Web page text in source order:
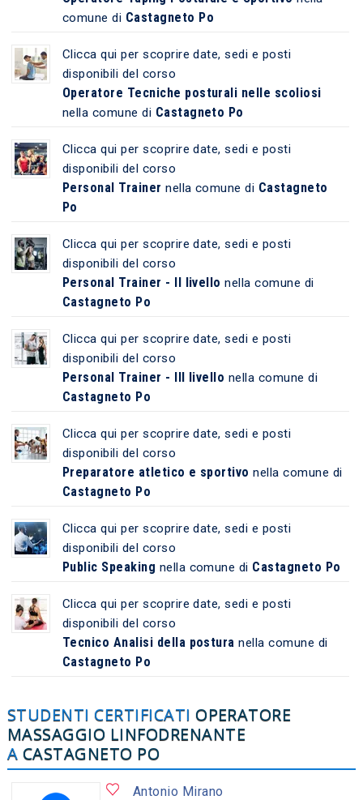
comune di Castagneto Po
Clicca qui per scoprire date, sedi e posti
disponibili del corso
Operatore Tecniche posturali nelle scoliosi
nella comune di Castagneto Po
Clicca qui per scoprire date, sedi e posti
disponibili del corso
Personal Trainer nella comune di Castagneto
Po
Clicca qui per scoprire date, sedi e posti
disponibili del corso
Personal Trainer - II livello nella comune di
Castagneto Po
Clicca qui per scoprire date, sedi e posti
disponibili del corso
Personal Trainer - III livello nella comune di
Castagneto Po
Clicca qui per scoprire date, sedi e posti
disponibili del corso
Preparatore atletico e sportivo nella comune di
Castagneto Po
Clicca qui per scoprire date, sedi e posti
disponibili del corso
Public Speaking nella comune di Castagneto Po
Clicca qui per scoprire date, sedi e posti
disponibili del corso
Tecnico Analisi della postura nella comune di
Castagneto Po
STUDENTI CERTIFICATIOPERATORE
MASSAGGIO LINFODRENANTE
A CASTAGNETO PO
Antonio Mirano